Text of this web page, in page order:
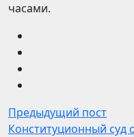
часами.
Предыдущий пост
Конституционный суд